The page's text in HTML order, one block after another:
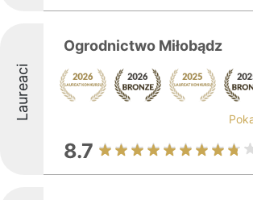
Laureaci
Ogrodnictwo Miłobądz
8.7